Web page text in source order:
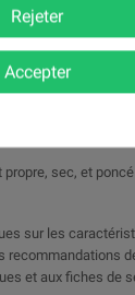
uniforme.
pour les
sec, et
sur les
recommandations
et aux fiches de
Rejeter
Accepter